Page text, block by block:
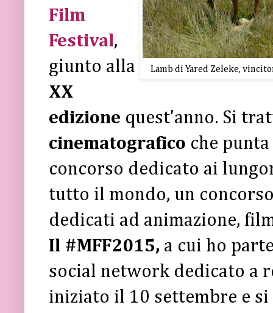
Lamb di Yared Zeleke,
Film
Festival,
giunto alla
XX
edizione quest'anno. Si
cinematografico che
concorso dedicato ai
tutto il mondo, un
dedicati ad animazione,
Il #MFF2015, a cui ho
social network dedicato a
iniziato il 10 settembre e